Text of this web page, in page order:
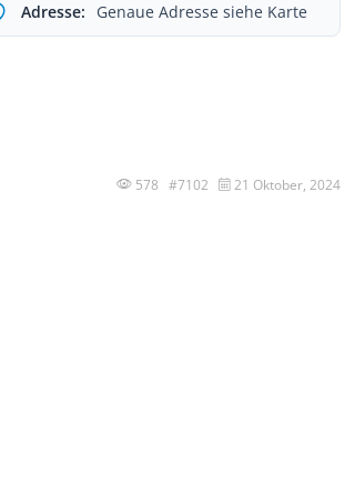
Adresse: Genaue Adresse siehe Karte
578 #7102 21 Oktober, 2024